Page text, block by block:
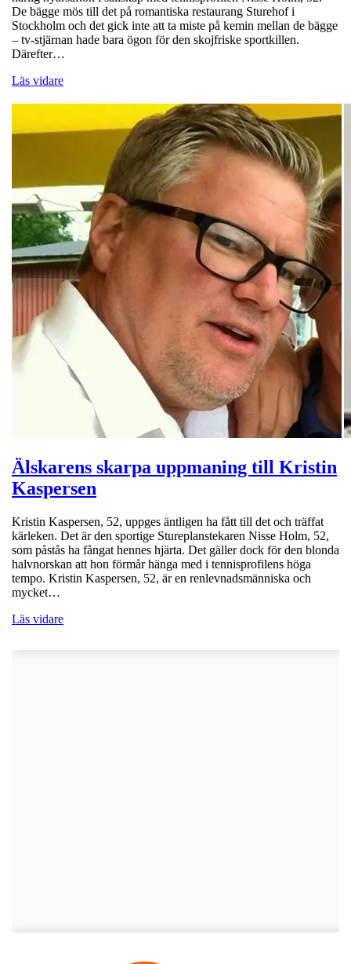
De bägge mös till det på romantiska restaurang Sturehof i
Stockholm och det gick inte att ta miste på kemin mellan de bägge
– tv-stjärnan hade bara ögon för den skojfriske sportkillen.
Därefter…
Läs vidare
Älskarens skarpa uppmaning till Kristin
Kaspersen
Kristin Kaspersen, 52, uppges äntligen ha fått till det och träffat
kärleken. Det är den sportige Stureplanstekaren Nisse Holm, 52,
som påstås ha fångat hennes hjärta. Det gäller dock för den blonda
halvnorskan att hon förmår hänga med i tennisprofilens höga
tempo. Kristin Kaspersen, 52, är en renlevnadsmänniska och
mycket…
Läs vidare